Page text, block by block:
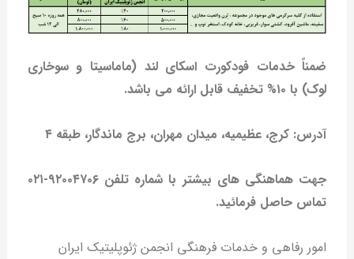
ضمناً خدمات فودکورت اسکای لند (ماماسیتا و سوخاری
لوک) با ۱۰% تخفیف قابل ارائه می باشد.
آدرس: کرج، عظیمیه، میدان مهران، برج ماندگار، طبقه ۴
جهت هماهنگی های بیشتر با شماره تلفن ۹۲۰۰۴۷۰۶-۰۲۱
تماس حاصل فرمائید.
امور رفاهی و خدمات فرهنگی انجمن ژئوپلیتیک ایران